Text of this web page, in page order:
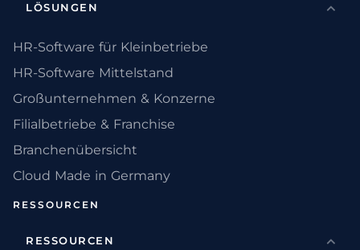
LÖSUNGEN
HR-Software für Kleinbetriebe
HR-Software Mittelstand
Großunternehmen & Konzerne
Filialbetriebe & Franchise
Branchenübersicht
Cloud Made in Germany
RESSOURCEN
RESSOURCEN